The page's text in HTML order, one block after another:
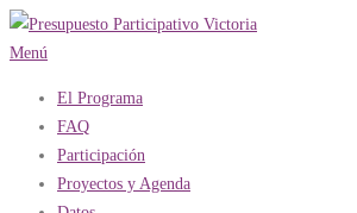
Saltar
al
Menú
El Programa
FAQ
Participación
Proyectos y Agenda